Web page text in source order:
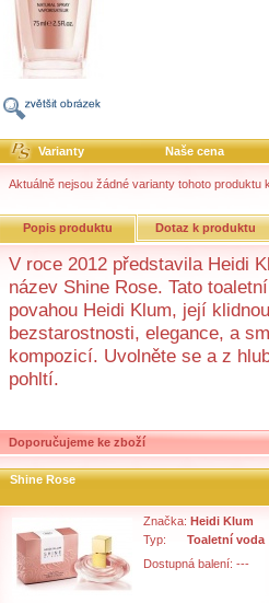
Varianty Naše cena
Aktuálně nejsou žádné varianty tohoto produktu
Popis produktu Dotaz k produktu
V roce 2012 představila Heidi
název Shine Rose. Tato
povahou Heidi Klum, její
bezstarostnosti, elegance, a
kompozicí. Uvolněte se a z
pohltí.
Doporučujeme ke zboží
Shine Rose
Značka: Heidi Klum
Typ:
Toaletní voda
Dostupná balení: ---